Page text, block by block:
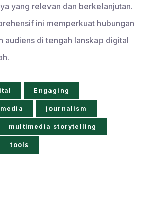
yang relevan dan berkelanjutan.
ini memperkuat hubungan
audiens di tengah lanskap digital
Engaging
journalism
multimedia storytelling
tools